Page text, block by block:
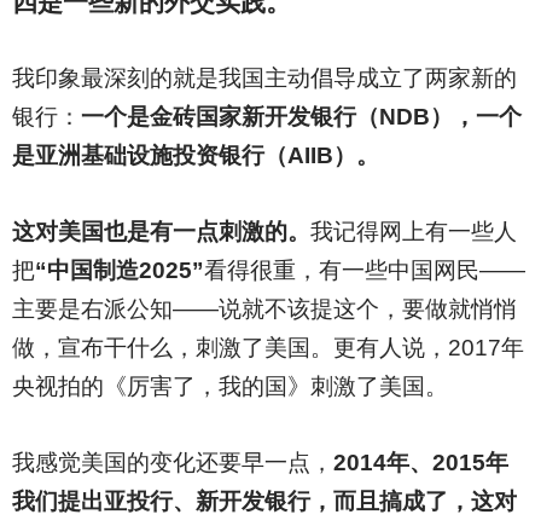
我印象最深刻的就是我国主动倡导成立了两家新的
银行： 一个是金砖国家新开发银行（NDB），一个
是亚洲基础设施投资银行（AIIB）。
这对美国也是有一点刺激的。 我记得网上有一些人
把“中国制造2025”看得很重，有一些中国网民——
主要是右派公知——说就不该提这个，要做就悄悄
做，宣布干什么，刺激了美国。更有人说，2017年
央视拍的《厉害了，我的国》刺激了美国。
我感觉美国的变化还要早一点， 2014年、2015年
我们提出亚投行、新开发银行，而且搞成了，这对